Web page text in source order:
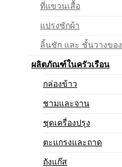
ที่แขวนเสื้อ
แปรงซักผ้า
ลิ้นชัก และ ชั้นวางของ
ผลิตภัณฑ์ในครัวเรือน
กล่องข้าว
ชามและจาน
ชุดเครื่องปรุง
ตะแกรงและถาด
ถังแก๊ส